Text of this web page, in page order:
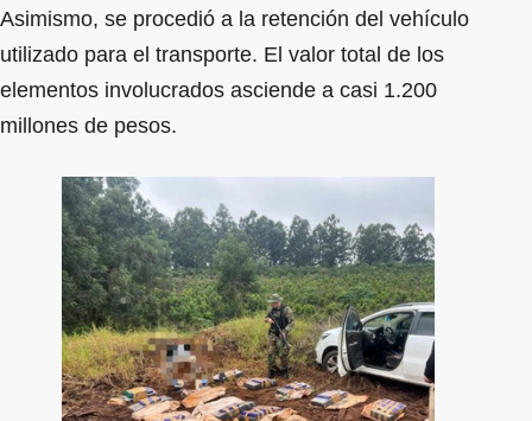
Asimismo, se procedió a la retención del vehículo
utilizado para el transporte. El valor total de los
elementos involucrados asciende a casi 1.200
millones de pesos.